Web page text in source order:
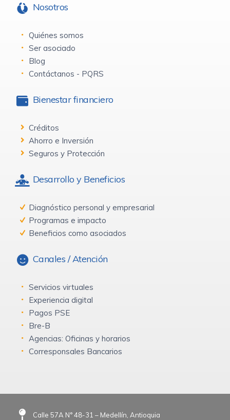
Nosotros
Quiénes somos
Ser asociado
Blog
Contáctanos - PQRS
Bienestar financiero
Créditos
Ahorro e Inversión
Seguros y Protección
Desarrollo y Beneficios
Diagnóstico personal y empresarial
Programas e impacto
Beneficios como asociados
Canales / Atención
Servicios virtuales
Experiencia digital
Pagos PSE
Bre-B
Agencias: Oficinas y horarios
Corresponsales Bancarios
Calle 57A N° 48-31 – Medellín, Antioquia